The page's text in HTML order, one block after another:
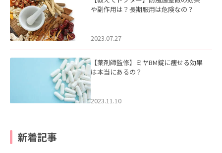
や副作用は？長期服用は危険なの？
2023.07.27
【薬剤師監修】ミヤBM錠に痩せる効果
は本当にあるの？
2023.11.10
新着記事